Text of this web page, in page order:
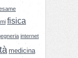
fisica
internet
medicina